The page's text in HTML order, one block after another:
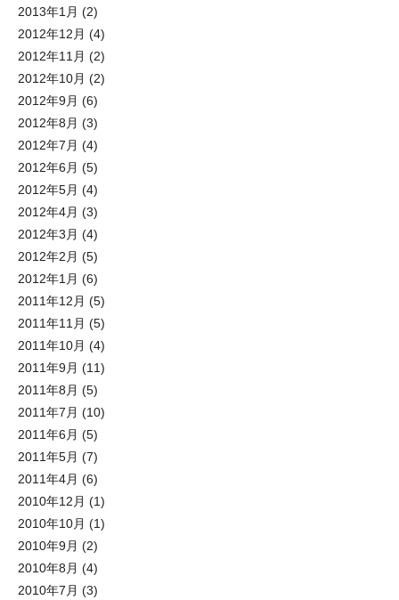
2013年1月 (2)
2012年12月 (4)
2012年11月 (2)
2012年10月 (2)
2012年9月 (6)
2012年8月 (3)
2012年7月 (4)
2012年6月 (5)
2012年5月 (4)
2012年4月 (3)
2012年3月 (4)
2012年2月 (5)
2012年1月 (6)
2011年12月 (5)
2011年11月 (5)
2011年10月 (4)
2011年9月 (11)
2011年8月 (5)
2011年7月 (10)
2011年6月 (5)
2011年5月 (7)
2011年4月 (6)
2010年12月 (1)
2010年10月 (1)
2010年9月 (2)
2010年8月 (4)
2010年7月 (3)